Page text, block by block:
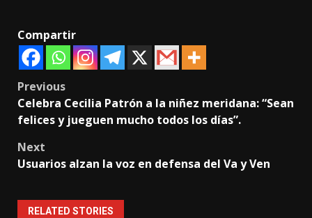
Compartir
Post
navigation
Previous
Celebra Cecilia Patrón a la niñez meridana: “Sean
felices y jueguen mucho todos los días”.
Next
Usuarios alzan la voz en defensa del Va y Ven
RELATED STORIES